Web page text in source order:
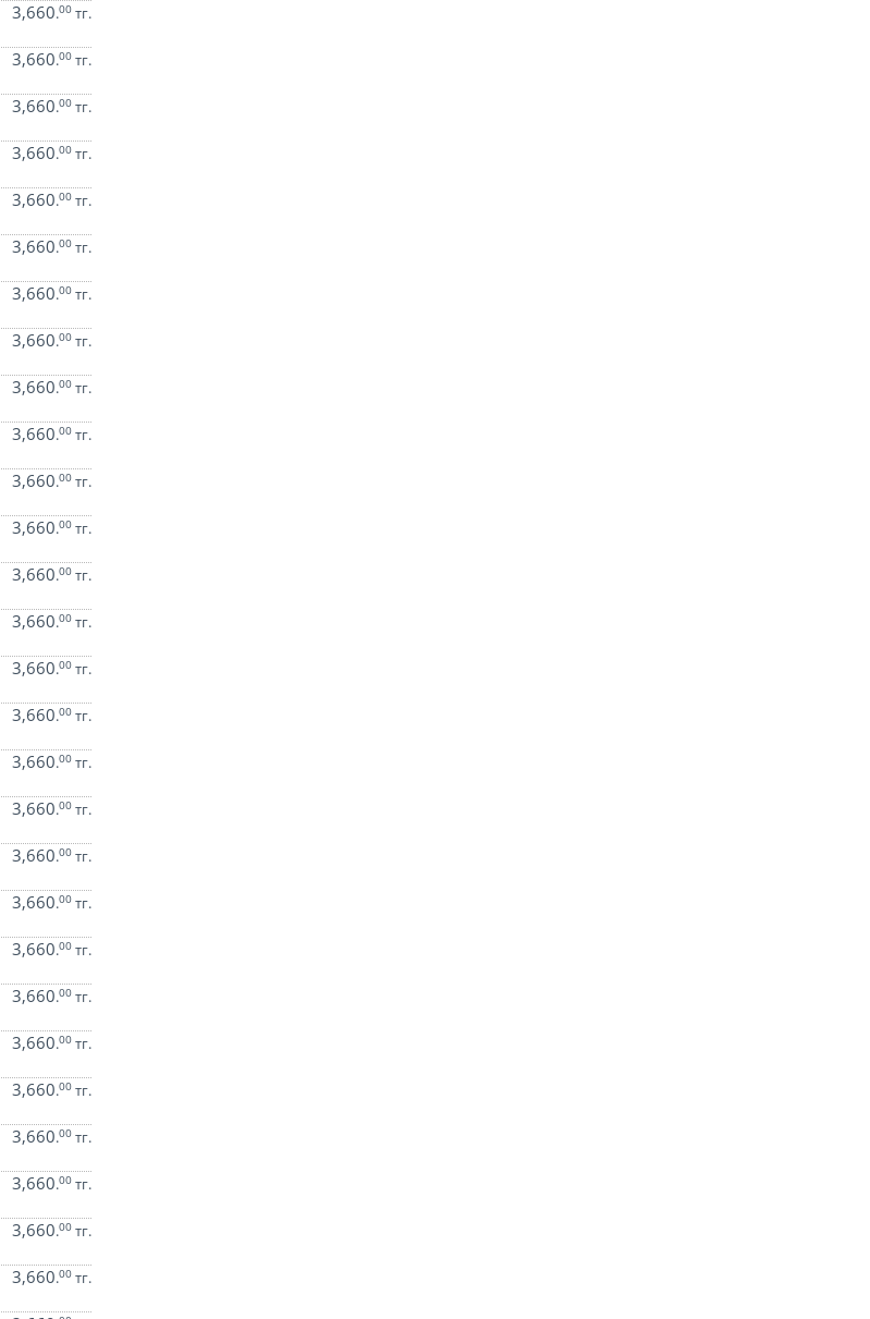
3,660.00тг.
3,660.00тг.
3,660.00тг.
3,660.00тг.
3,660.00тг.
3,660.00тг.
3,660.00тг.
3,660.00тг.
3,660.00тг.
3,660.00тг.
3,660.00тг.
3,660.00тг.
3,660.00тг.
3,660.00тг.
3,660.00тг.
3,660.00тг.
3,660.00тг.
3,660.00тг.
3,660.00тг.
3,660.00тг.
3,660.00тг.
3,660.00тг.
3,660.00тг.
3,660.00тг.
3,660.00тг.
3,660.00тг.
3,660.00тг.
3,660.00тг.